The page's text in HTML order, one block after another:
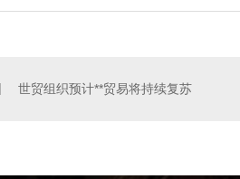
世贸组织预计**贸易将持续复苏